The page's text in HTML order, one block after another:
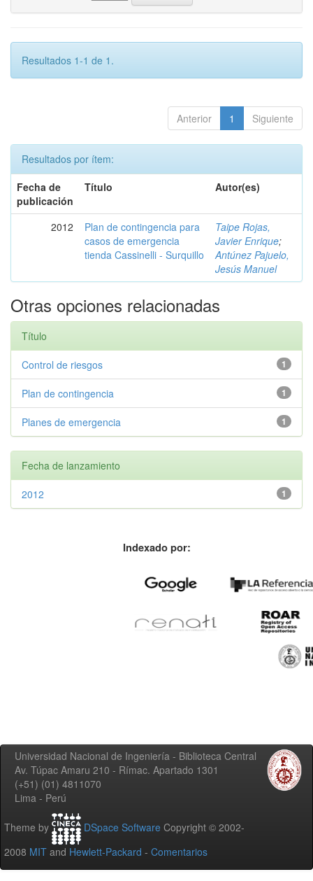
Resultados 1-1 de 1.
Anterior 1 Siguiente
Resultados por ítem:
Fecha de
publicación
Título Autor(es)
2012
Plan de contingencia para
casos de emergencia
tienda Cassinelli - Surquillo
Taipe Rojas,
Javier Enrique;
Antúnez Pajuelo,
Jesús Manuel
Otras opciones relacionadas
Título
1
Control de riesgos
1
Plan de contingencia
1
Planes de emergencia
Fecha de lanzamiento
1
2012
Indexado por:
Universidad Nacional de Ingeniería - Biblioteca Central
Av. Túpac Amaru 210 - Rímac. Apartado 1301
(+51) (01) 4811070
Lima - Perú
Theme by DSpace Software Copyright © 2002-
2008 MIT and Hewlett-Packard - Comentarios